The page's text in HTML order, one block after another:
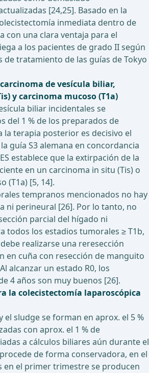
[24,25]. Basado en la
inmediata dentro de
con una clara ventaja para el
a los pacientes de grado II según
de tratamiento de las guías de Tokyo
de vesícula biliar,
y carcinoma mucoso (T1a)
biliar incidentales se
del 1 % de los preparados de
la terapia posterior es decisivo el
guía S3 alemana en concordancia
establece que la extirpación de la
en un carcinoma in situ (Tis) o
(T1a) [5, 14].
tempranos mencionados no hay
ni perineural [26]. Por lo tanto, no
parcial del hígado ni
todos los estadios tumorales ≥ T1b,
realizarse una reresección
en cuña con resección de manguito
alcanzar un estado R0, los
4 años son muy buenos [26].
la colecistectomía laparoscópica
el sludge se forman en aprox. el 5 %
con aprox. el 1 % de
a cálculos biliares aún durante el
de forma conservadora, en el
en el primer trimestre se producen